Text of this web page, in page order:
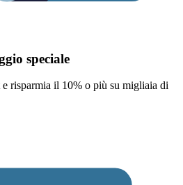
speciale
risparmia il 10% o più su migliaia di